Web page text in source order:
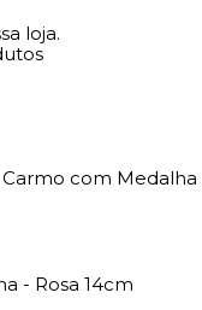
loja.
com
- Rosa 14cm